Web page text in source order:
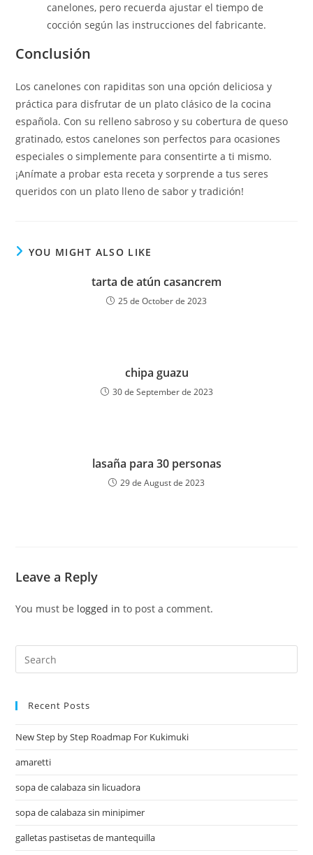
canelones, pero recuerda ajustar el tiempo de
cocción según las instrucciones del fabricante.
Conclusión
Los canelones con rapiditas son una opción deliciosa y
práctica para disfrutar de un plato clásico de la cocina
española. Con su relleno sabroso y su cobertura de queso
gratinado, estos canelones son perfectos para ocasiones
especiales o simplemente para consentirte a ti mismo.
¡Anímate a probar esta receta y sorprende a tus seres
queridos con un plato lleno de sabor y tradición!
YOU MIGHT ALSO LIKE
tarta de atún casancrem
25 de October de 2023
chipa guazu
30 de September de 2023
lasaña para 30 personas
29 de August de 2023
Leave a Reply
You must be logged in to post a comment.
Recent Posts
New Step by Step Roadmap For Kukimuki
amaretti
sopa de calabaza sin licuadora
sopa de calabaza sin minipimer
galletas pastisetas de mantequilla